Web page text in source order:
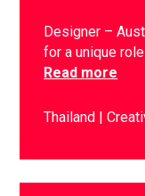
Designer –
for a unique
Read more
Thailand